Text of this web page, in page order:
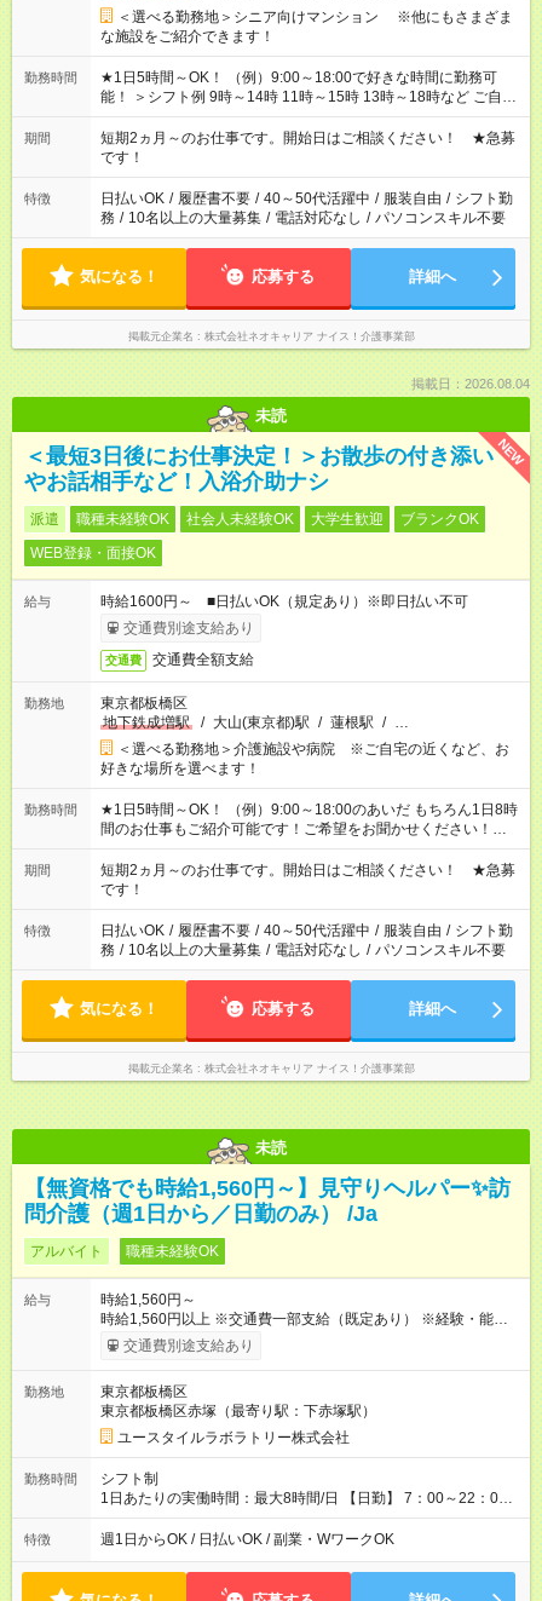
＜選べる勤務地＞シニア向けマンション ※他にもさまざま
な施設をご紹介できます！
勤務時間
★1日5時間～OK！ （例）9:00～18:00で好きな時間に勤務可
能！ ＞シフト例 9時～14時 11時～15時 13時～18時など ご自身
のご都合に合わせて勤務時間をご相談ください！ ★家庭の都合
でお休みや時間の調整が必要な場合も遠慮なくご相談くださ
い。
期間
短期2ヵ月～のお仕事です。開始日はご相談ください！ ★急募
です！
特徴 日払いOK / 履歴書不要 / 40～50代活躍中 / 服装自由 / シフト勤
務 / 10名以上の大量募集 / 電話対応なし / パソコンスキル不要
気になる！ 応募する 詳細へ
掲載元企業名 株式会社ネオキャリア ナイス！介護事業部
掲載日：2026.08.04
未読
NEW
＜最短3日後にお仕事決定！＞お散歩の付き添い
やお話相手など！入浴介助ナシ
派遣 職種未経験OK 社会人未経験OK 大学生歓迎
ブランクOK
WEB登録・面接OK
給与
時給1600円～ ■日払いOK（規定あり）※即日払い不可
交通費別途支給あり
交通費 交通費全額支給
勤務地
東京都板橋区
地下鉄成増駅
/ 大山(東京都)駅 / 蓮根駅 / …
＜選べる勤務地＞介護施設や病院 ※ご自宅の近くなど、お
好きな場所を選べます！
勤務時間
★1日5時間～OK！ （例）9:00～18:00のあいだ もちろん1日8時
間のお仕事もご紹介可能です！ご希望をお聞かせください！★家
庭の都合でお休みが必要な場合も遠慮なくご相談ください。 ※
週最低15時間以上の勤務が必要です
期間
短期2ヵ月～のお仕事です。開始日はご相談ください！ ★急募
です！
特徴 日払いOK / 履歴書不要 / 40～50代活躍中 / 服装自由 / シフト勤
務 / 10名以上の大量募集 / 電話対応なし / パソコンスキル不要
気になる！ 応募する 詳細へ
掲載元企業名 株式会社ネオキャリア ナイス！介護事業部
未読
【無資格でも時給1,560円～】見守りヘルパー✨訪
問介護（週1日から／日勤のみ） /Ja
アルバイト 職種未経験OK
給与
時給1,560円～
時給1,560円以上 ※交通費一部支給（既定あり） ※経験・能力を
考慮して決定します 【収入例】 週1回勤務の場合：1,560円×8時
間×4回=4万9,920円 週3回勤務の場合：1,560円×8時間×12回
9,600円 【試用期間】試用期間あり 試用期間の長さ：2ヶ月
※ 雇用形態と給与に、本採用時と異なる部分があります。 雇用
形態：本採用時と同じです。 給与：時給 1,230円以上
交通費別途支給あり
勤務地
東京都板橋区
東京都板橋区赤塚（最寄り駅：下赤塚駅）
ユースタイルラボラトリー株式会社
勤務時間
シフト制
1日あたりの実働時間：最大8時間/日 【日勤】 7：00～22：00
の間で8時間勤務（休憩時間は法定通り） ※週1日～OK ／ 夜勤
なし ＊＊ 勤務時間例 ＊＊ ■8時から17時 ■9時から18時 ■10
定（毎週同じ曜日勤務）
特徴 週1日からOK / 日払いOK / 副業・WワークOK